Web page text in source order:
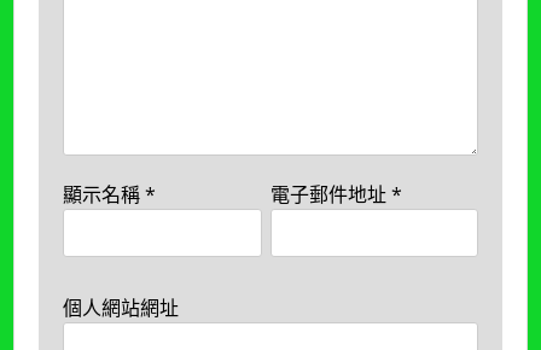
顯示名稱* 電子郵件地址*
個人網站網址